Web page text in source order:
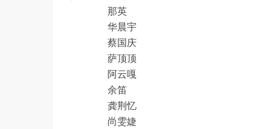
那英
华晨宇
蔡国庆
萨顶顶
阿云嘎
余笛
龚荆忆
尚雯婕